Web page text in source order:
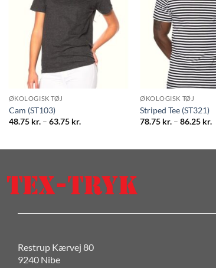
ØKOLOGISK TØJ
Cam (ST103)
48.75 kr. – 63.75 kr.
ØKOLOGISK TØJ
Striped Tee (ST321)
78.75 kr. – 86.25 kr.
Restrup Kærvej 80
9240 Nibe